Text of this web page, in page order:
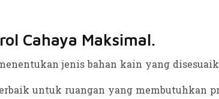
Cahaya Maksimal.
jenis bahan kain yang
untuk ruangan yang membutuhkan